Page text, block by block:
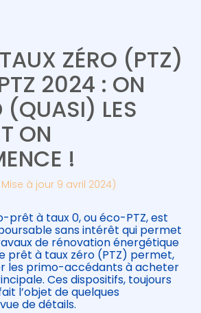
humaines
ZÉRO (PTZ)
2024 : ON
(QUASI) LES
ON
!
à jour 9 avril 2024)
prêt à taux 0, ou éco-PTZ, est
sans intérêt qui permet
de rénovation énergétique
prêt à taux zéro (PTZ) permet,
les primo-accédants à acheter
Ces dispositifs, toujours
l’objet de quelques
de détails.